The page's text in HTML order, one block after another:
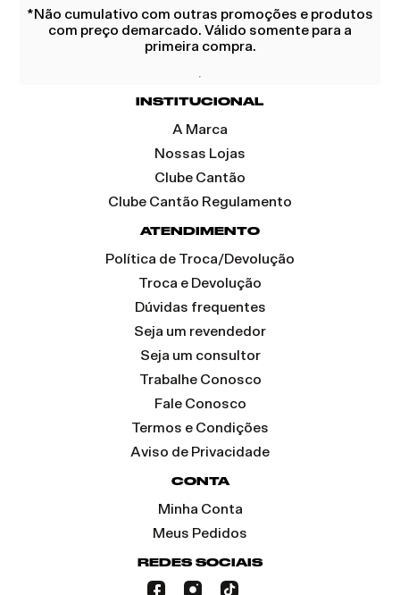
*Não cumulativo com outras promoções e produtos
com preço demarcado. Válido somente para a
primeira compra.
INSTITUCIONAL
A Marca
Nossas Lojas
Clube Cantão
Clube Cantão Regulamento
ATENDIMENTO
Política de Troca/Devolução
Troca e Devolução
Dúvidas frequentes
Seja um revendedor
Seja um consultor
Trabalhe Conosco
Fale Conosco
Termos e Condições
Aviso de Privacidade
CONTA
Minha Conta
Meus Pedidos
REDES SOCIAIS